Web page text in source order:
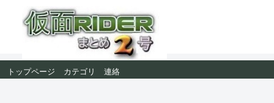
トップページ カテゴリ 連絡